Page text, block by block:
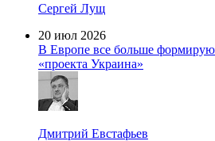
Сергей Лущ
20 июл 2026
В Европе все больше
«проекта Украина»
Дмитрий Евстафьев